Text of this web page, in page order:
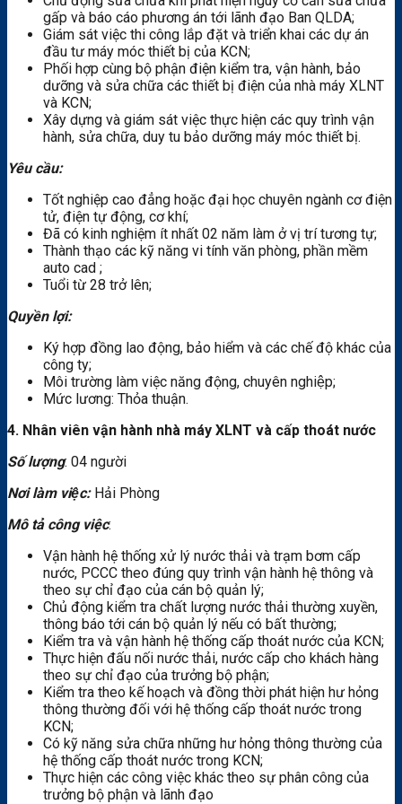
gấp và báo cáo phương án tới lãnh đạo Ban QLDA;
Giám sát việc thi công lắp đặt và triển khai các dự án
đầu tư máy móc thiết bị của KCN;
Phối hợp cùng bộ phận điện kiểm tra, vận hành, bảo
dưỡng và sửa chữa các thiết bị điện của nhà máy XLNT
và KCN;
Xây dựng và giám sát việc thực hiện các quy trình vận
hành, sửa chữa, duy tu bảo dưỡng máy móc thiết bị.
Yêu cầu:
Tốt nghiệp cao đẳng hoặc đại học chuyên ngành cơ điện
tử, điện tự động, cơ khí;
Đã có kinh nghiệm ít nhất 02 năm làm ở vị trí tương tự;
Thành thạo các kỹ năng vi tính văn phòng, phần mềm
auto cad ;
Tuổi từ 28 trở lên;
Quyền lợi:
Ký hợp đồng lao động, bảo hiểm và các chế độ khác của
công ty;
Môi trường làm việc năng động, chuyên nghiệp;
Mức lương: Thỏa thuận.
4. Nhân viên vận hành nhà máy XLNT và cấp thoát nước
Số lượng: 04 người
Nơi làm việc:Hải Phòng
Mô tả công việc:
Vận hành hệ thống xử lý nước thải và trạm bơm cấp
nước, PCCC theo đúng quy trình vận hành hệ thông và
theo sự chỉ đạo của cán bộ quản lý;
Chủ động kiểm tra chất lượng nước thải thường xuyền,
thông báo tới cán bộ quản lý nếu có bất thường;
Kiểm tra và vận hành hệ thống cấp thoát nước của KCN;
Thực hiện đấu nối nước thải, nước cấp cho khách hàng
theo sự chỉ đạo của trưởng bộ phận;
Kiểm tra theo kế hoạch và đồng thời phát hiện hư hỏng
thông thường đối với hệ thống cấp thoát nước trong
KCN;
Có kỹ năng sửa chữa những hư hỏng thông thường của
hệ thống cấp thoát nước trong KCN;
Thực hiện các công việc khác theo sự phân công của
trưởng bộ phận và lãnh đạo